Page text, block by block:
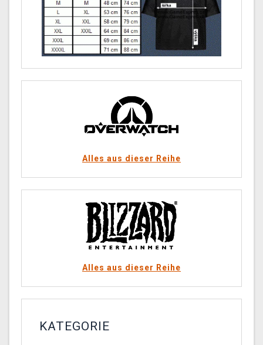
Alles aus dieser Reihe
Alles aus dieser Reihe
KATEGORIE